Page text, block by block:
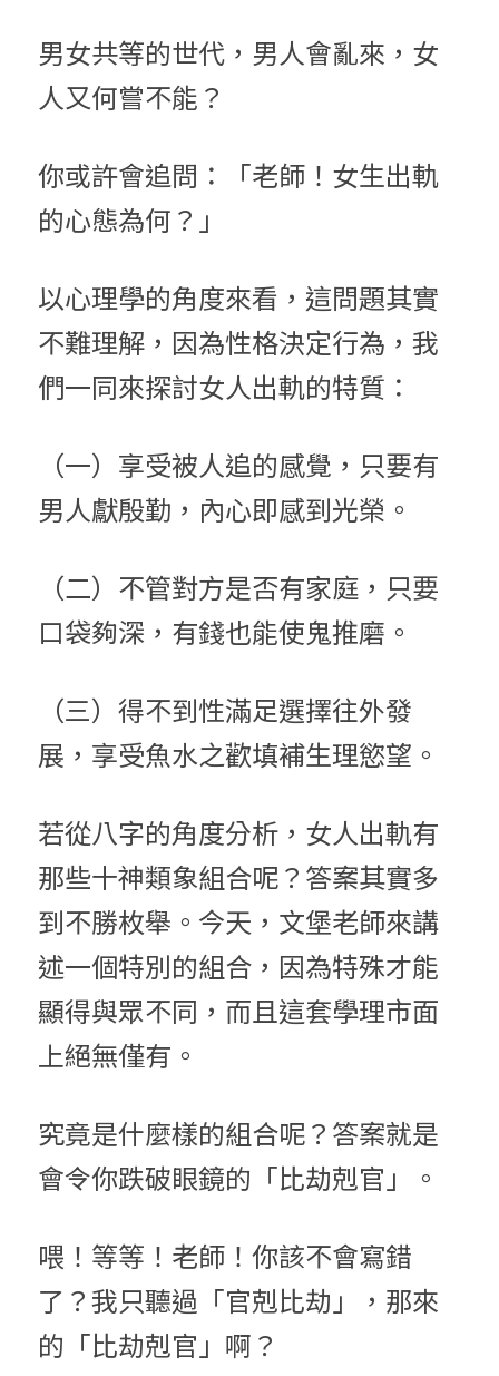
男女共等的世代，男人會亂來，女
人又何嘗不能？
你或許會追問：「老師！女生出軌
的心態為何？」
以心理學的角度來看，這問題其實
不難理解，因為性格決定行為，我
們一同來探討女人出軌的特質：
（一）享受被人追的感覺，只要有
男人獻殷勤，內心即感到光榮。
（二）不管對方是否有家庭，只要
口袋夠深，有錢也能使鬼推磨。
（三）得不到性滿足選擇往外發
展，享受魚水之歡填補生理慾望。
若從八字的角度分析，女人出軌有
那些十神類象組合呢？答案其實多
到不勝枚舉。今天，文堡老師來講
述一個特別的組合，因為特殊才能
顯得與眾不同，而且這套學理市面
上絕無僅有。
究竟是什麼樣的組合呢？答案就是
會令你跌破眼鏡的「比劫剋官」。
喂！等等！老師！你該不會寫錯
了？我只聽過「官剋比劫」，那來
的「比劫剋官」啊？